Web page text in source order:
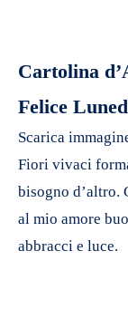
Cartolina
Felice
Scarica
Fiori vivaci
bisogno d’altro.
al mio amore
abbracci e luce.